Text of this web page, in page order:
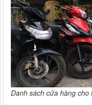
Danh sách cửa hàng